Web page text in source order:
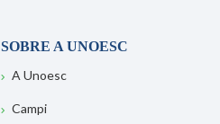
SOBRE A UNOESC
A Unoesc
Campi